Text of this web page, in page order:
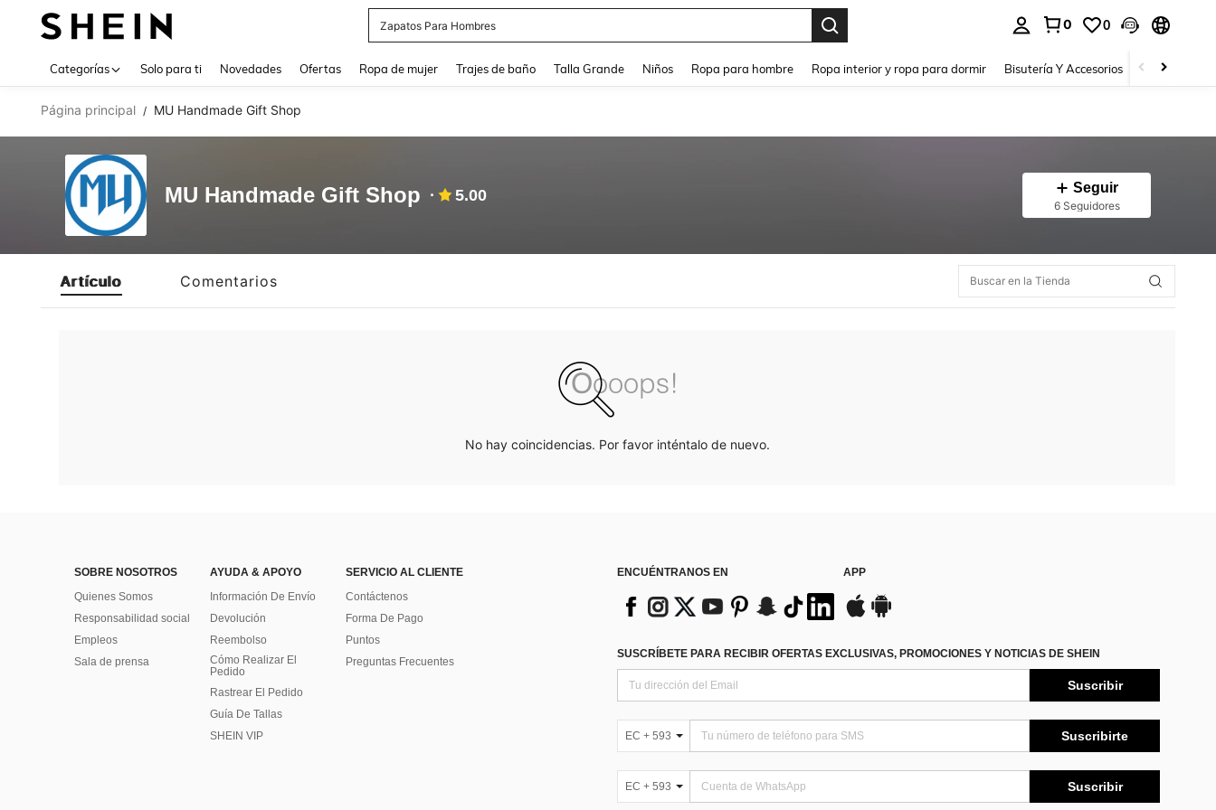
Zapatos Para Hombres
0 0
Categorías Solo para ti Novedades Ofertas Ropa de mujer Trajes de baño Talla Grande Niños Ropa para hombre Ropa interior y ropa para dormir Bisutería Y Accesorios Zapatos
Página principal / MU Handmade Gift Shop
MU Handmade Gift Shop 5.00 Seguir
6 Seguidores
Artículo Comentarios
No hay coincidencias. Por favor inténtalo de nuevo.
SOBRE NOSOTROS
Quienes Somos
Responsabilidad social
Empleos
Sala de prensa
AYUDA & APOYO
Información De Envío
Devolución
Reembolso
Cómo Realizar El
Pedido
Rastrear El Pedido
Guía De Tallas
SHEIN VIP
SERVICIO AL CLIENTE
Contáctenos
Forma De Pago
Puntos
Preguntas Frecuentes
ENCUÉNTRANOS EN APP
SUSCRÍBETE PARA RECIBIR OFERTAS EXCLUSIVAS, PROMOCIONES Y NOTICIAS DE SHEIN
Suscribir
EC + 593 Suscribirte
EC + 593 Suscribir